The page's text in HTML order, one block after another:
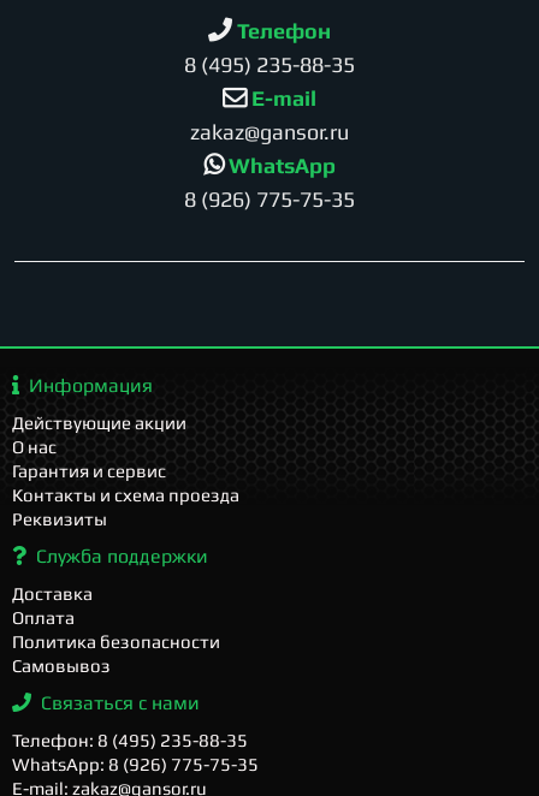
Телефон
8 (495) 235-88-35
E-mail
zakaz@gansor.ru
WhatsApp
8 (926) 775-75-35
Информация
Действующие акции
О нас
Гарантия и сервис
Контакты и схема проезда
Реквизиты
Служба поддержки
Доставка
Оплата
Политика безопасности
Самовывоз
Связаться с нами
Телефон: 8 (495) 235-88-35
WhatsApp: 8 (926) 775-75-35
E-mail: zakaz@gansor.ru